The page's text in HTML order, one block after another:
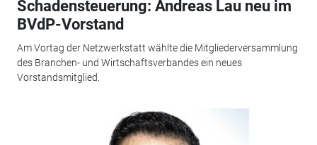
Schadensteuerung: Andreas Lau neu im
BVdP-Vorstand
Am Vortag der Netzwerkstatt wählte die Mitgliederversammlung
des Branchen- und Wirtschaftsverbandes ein neues
Vorstandsmitglied.